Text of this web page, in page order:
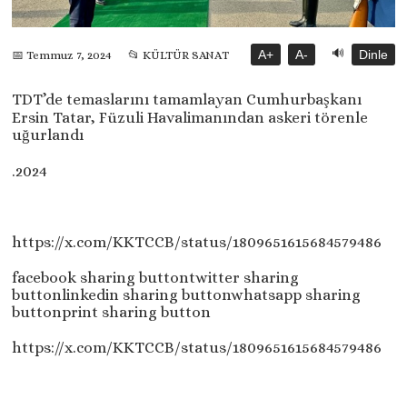
📅 Temmuz 7, 2024 📂 KÜLTÜR SANAT A+ A- 🔊 Dinle
TDT’de temaslarını tamamlayan Cumhurbaşkanı
Ersin Tatar, Füzuli Havalimanından askeri törenle
uğurlandı
.2024
https://x.com/KKTCCB/status/1809651615684579486
facebook sharing buttontwitter sharing
buttonlinkedin sharing buttonwhatsapp sharing
buttonprint sharing button
https://x.com/KKTCCB/status/1809651615684579486